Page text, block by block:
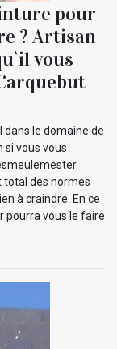
pour
? Artisan
vous
le domaine de
si vous vous
total des normes
à craindre. En ce
pourra vous le faire